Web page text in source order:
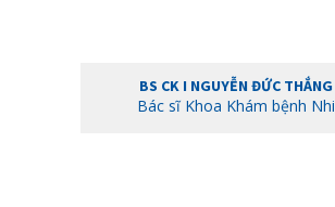
BS CK I NGUYỄN ĐỨC THẮNG
Bác sĩ Khoa Khám bệnh Nhi